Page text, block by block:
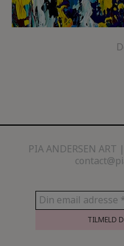
PIA ANDERSEN ART